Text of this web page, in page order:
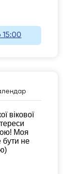
15:00
вікової
Моя
бути не